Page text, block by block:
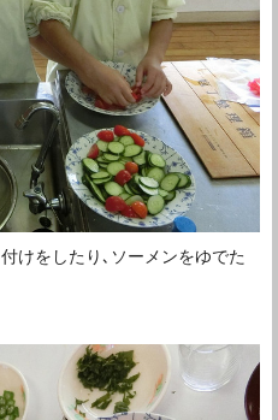
けをしたり､ソーメンをゆでた